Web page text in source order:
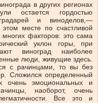
в других регионах
остается гордостью
и виноделов,—
месте по счастливой
многих факторов: это сама
уклон горы, при
виноград наиболее
люди, живущие здесь.
с рачинцами, то вы без
Сложился определенный
очень эмоциональных и
наоборот, очень
Все это и